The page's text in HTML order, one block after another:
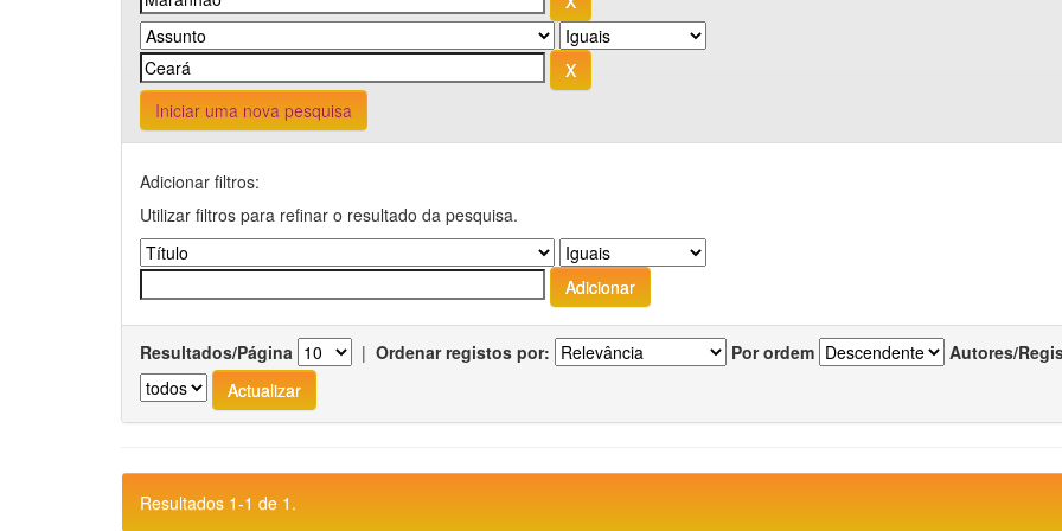
Iniciar uma nova pesquisa
Adicionar filtros:
Utilizar filtros para refinar o resultado da pesquisa.
Resultados/Página | Ordenar registos por: Por ordem Autores/
Resultados 1-1 de 1.